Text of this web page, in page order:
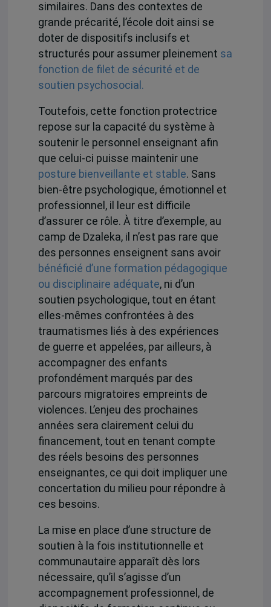
similaires. Dans des contextes de
grande précarité, l’école doit ainsi se
doter de dispositifs inclusifs et
structurés pour assumer pleinement sa
fonction de filet de sécurité et de
soutien psychosocial.
Toutefois, cette fonction protectrice
repose sur la capacité du système à
soutenir le personnel enseignant afin
que celui-ci puisse maintenir une
posture bienveillante et stable. Sans
bien-être psychologique, émotionnel et
professionnel, il leur est difficile
d’assurer ce rôle. À titre d’exemple, au
camp de Dzaleka, il n’est pas rare que
des personnes enseignent sans avoir
bénéficié d’une formation pédagogique
ou disciplinaire adéquate, ni d’un
soutien psychologique, tout en étant
elles-mêmes confrontées à des
traumatismes liés à des expériences
de guerre et appelées, par ailleurs, à
accompagner des enfants
profondément marqués par des
parcours migratoires empreints de
violences. L’enjeu des prochaines
années sera clairement celui du
financement, tout en tenant compte
des réels besoins des personnes
enseignantes, ce qui doit impliquer une
concertation du milieu pour répondre à
ces besoins.
La mise en place d’une structure de
soutien à la fois institutionnelle et
communautaire apparaît dès lors
nécessaire, qu’il s’agisse d’un
accompagnement professionnel, de